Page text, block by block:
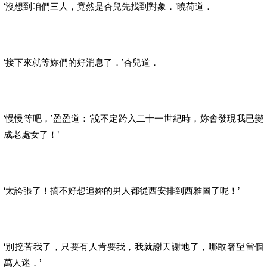
‘沒想到咱們三人，竟然是杏兒先找到對象．’曉荷道．
‘接下來就等妳們的好消息了．’杏兒道．
‘慢慢等吧，’盈盈道：‘說不定跨入二十一世紀時，妳會發現我已變
成老處女了！’
‘太誇張了！搞不好想追妳的男人都從西安排到西雅圖了呢！’
‘別挖苦我了，只要有人肯要我，我就謝天謝地了，哪敢奢望當個
萬人迷．’